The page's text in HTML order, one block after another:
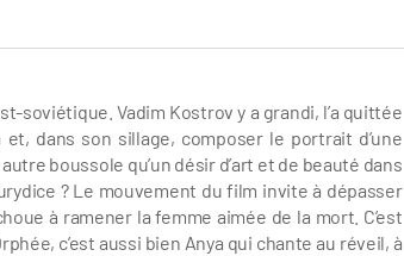
soviétique. Vadim Kostrov y a grandi, l’a quittée
dans son sillage, composer le portrait d’une
boussole qu’un désir d’art et de beauté dans
? Le mouvement du film invite à dépasser
à ramener la femme aimée de la mort. C’est
c’est aussi bien Anya qui chante au réveil, à